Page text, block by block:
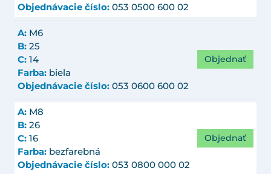
Objednávacie číslo: 053 0500 600 02
A: M6
B: 25
C: 14
Farba: biela
Objednávacie číslo: 053 0600 600 02
Objednať
A: M8
B: 26
C: 16
Farba: bezfarebná
Objednávacie číslo: 053 0800 000 02
Objednať